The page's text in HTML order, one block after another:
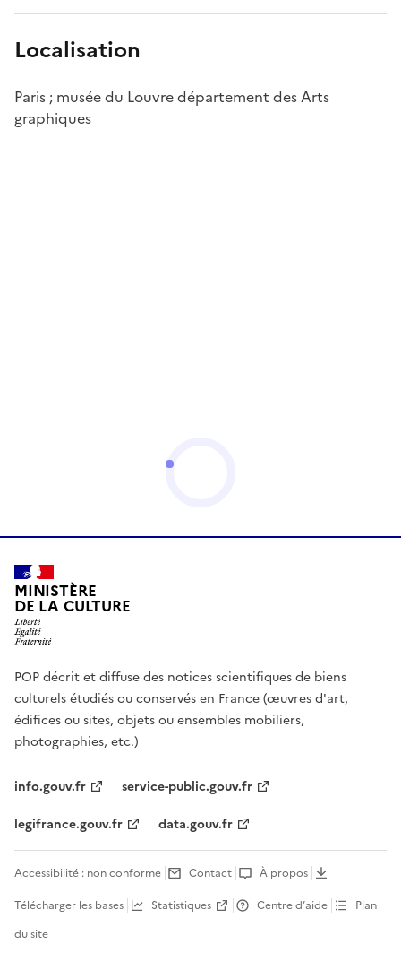
Localisation
Paris ; musée du Louvre département des Arts
graphiques
MINISTÈRE
DE LA CULTURE
POP décrit et diffuse des notices scientifiques de biens
culturels étudiés ou conservés en France (œuvres d'art,
édifices ou sites, objets ou ensembles mobiliers,
photographies, etc.)
info.gouv.fr
service-public.gouv.fr
legifrance.gouv.fr
data.gouv.fr
Accessibilité : non conforme Contact
À propos
Télécharger les bases
Statistiques Centre d’aide
Plan
du site